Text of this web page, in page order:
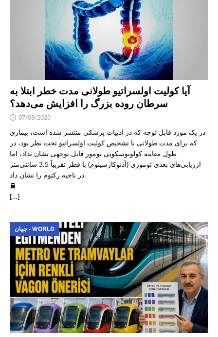
آیا کولیت اولسراتیو طولانی مدت خطر ابتلا به
سرطان روده بزرگ را افزایش می‌دهد؟
07/08/2026
در یک مورد قابل توجه که در ادبیات پزشکی منتشر شده است، بیماری
که برای مدت طولانی با تشخیص کولیت اولسراتیو تحت نظر بود، در
طول معاینه کولونوسکوپی تومور قابل توجهی نشان نداد، اما
ارزیابی‌های بعدی توموری (آدنوکارسینوم) با قطر تقریباً 3.5 سانتی‌متر
در ناحیه رکتوم را نشان داد.
🚆
[…]
جهان - WORLD